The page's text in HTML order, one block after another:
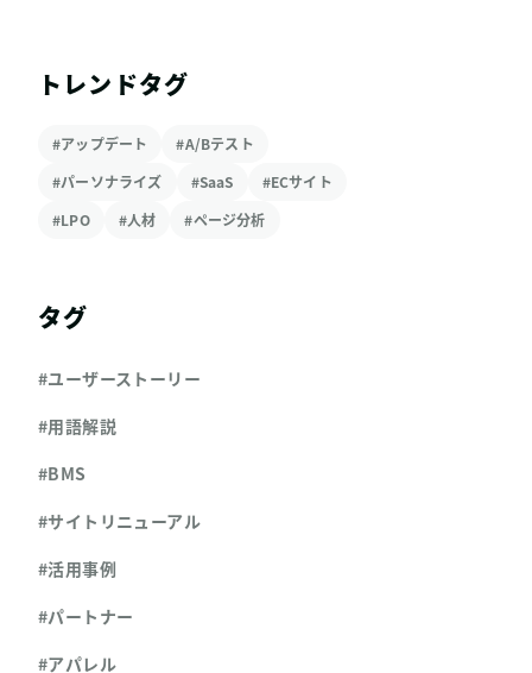
トレンドタグ
#アップデート
#A/Bテスト
#パーソナライズ
#SaaS
#ECサイト
#LPO
#人材 #ページ分析
タグ
#ユーザーストーリー
#用語解説
#BMS
#サイトリニューアル
#活用事例
#パートナー
#アパレル